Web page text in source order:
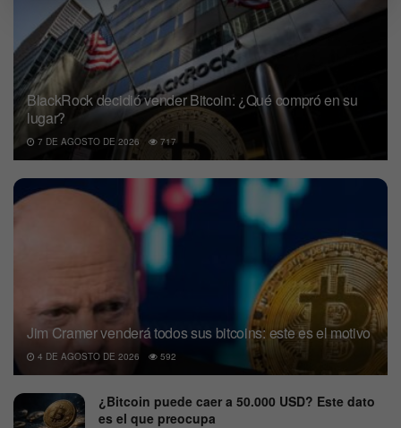
BlackRock decidió vender Bitcoin: ¿Qué compró en su
lugar?
7 DE AGOSTO DE 2026 717
Jim Cramer venderá todos sus bitcoins: este es el motivo
4 DE AGOSTO DE 2026 592
¿Bitcoin puede caer a 50.000 USD? Este dato
es el que preocupa